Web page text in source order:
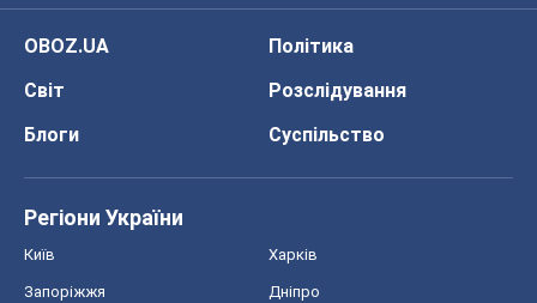
OBOZ.UA
Політика
Світ
Розслідування
Блоги
Суспільство
Регіони України
Київ Харків
Запоріжжя Дніпро